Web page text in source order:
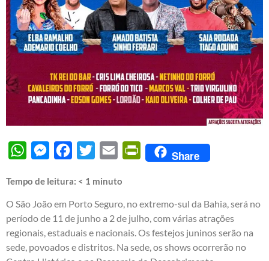
WhatsAppMessengerFacebook
Twitter Email PrintFriendly
Share
Tempo de leitura: < 1 minuto
O São João em Porto Seguro, no extremo-sul da Bahia, será no
período de 11 de junho a 2 de julho, com várias atrações
regionais, estaduais e nacionais. Os festejos juninos serão na
sede, povoados e distritos. Na sede, os shows ocorrerão no